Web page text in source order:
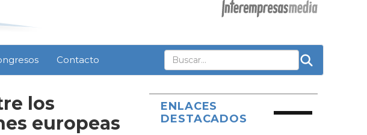
Contacto
los
europeas
ENLACES
DESTACADOS